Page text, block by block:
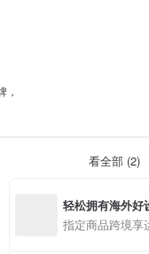
，
彩。
看全部 (2)
轻松拥有海外好
指定商品跨境享